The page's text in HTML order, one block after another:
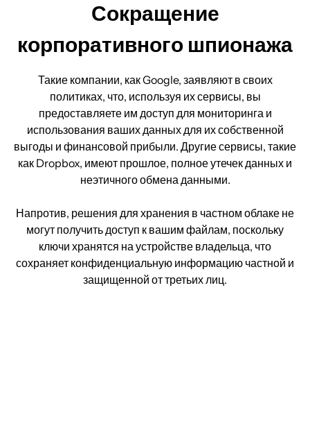
Сокращение
корпоративного шпионажа
Такие компании, как Google, заявляют в своих
политиках, что, используя их сервисы, вы
предоставляете им доступ для мониторинга и
использования ваших данных для их собственной
выгоды и финансовой прибыли. Другие сервисы, такие
как Dropbox, имеют прошлое, полное утечек данных и
неэтичного обмена данными.
Напротив, решения для хранения в частном облаке не
могут получить доступ к вашим файлам, поскольку
ключи хранятся на устройстве владельца, что
сохраняет конфиденциальную информацию частной и
защищенной от третьих лиц.